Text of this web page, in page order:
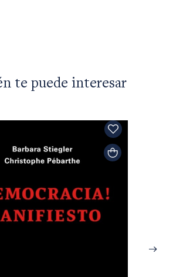
te puede interesar